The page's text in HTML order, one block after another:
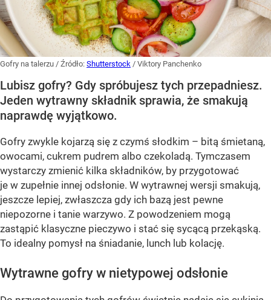
Gofry na talerzu / Źródło: Shutterstock / Viktory Panchenko
Lubisz gofry? Gdy spróbujesz tych przepadniesz.
Jeden wytrawny składnik sprawia, że smakują
naprawdę wyjątkowo.
Gofry zwykle kojarzą się z czymś słodkim – bitą śmietaną,
owocami, cukrem pudrem albo czekoladą. Tymczasem
wystarczy zmienić kilka składników, by przygotować
je w zupełnie innej odsłonie. W wytrawnej wersji smakują,
jeszcze lepiej, zwłaszcza gdy ich bazą jest pewne
niepozorne i tanie warzywo. Z powodzeniem mogą
zastąpić klasyczne pieczywo i stać się sycącą przekąską.
To idealny pomysł na śniadanie, lunch lub kolację.
Wytrawne gofry w nietypowej odsłonie